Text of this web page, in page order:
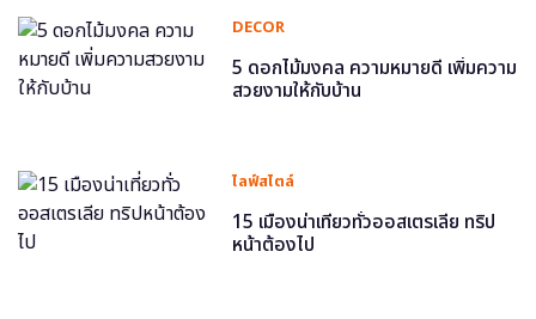
DECOR
5 ดอกไม้มงคล ความหมายดี เพิ่มความ
สวยงามให้กับบ้าน
ไลฟ์สไตล์
15 เมืองน่าเที่ยวทั่วออสเตรเลีย ทริป
หน้าต้องไป